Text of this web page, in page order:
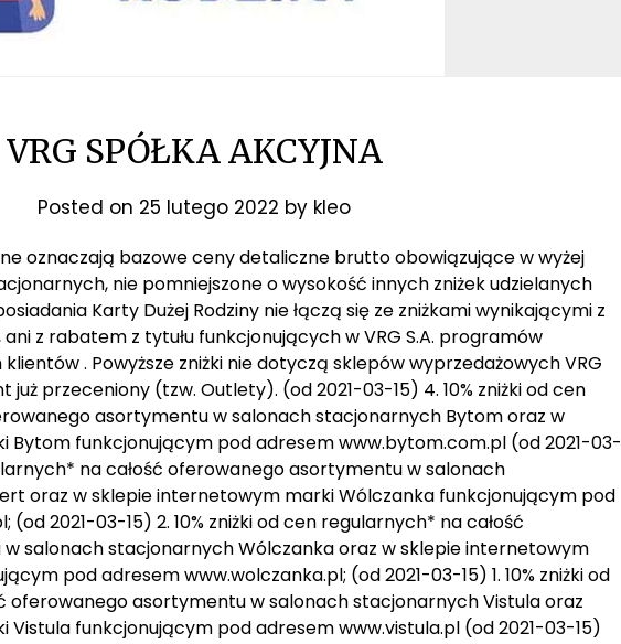
VRG SPÓŁKA AKCYJNA
Posted on 25 lutego 2022 by kleo
oznaczają bazowe ceny detaliczne brutto obowiązujące w wyżej
nie pomniejszone o wysokość innych zniżek udzielanych
Karty Dużej Rodziny nie łączą się ze zniżkami wynikającymi z
z rabatem z tytułu funkcjonujących w VRG S.A. programów
. Powyższe zniżki nie dotyczą sklepów wyprzedażowych VRG
przeceniony (tzw. Outlety). (od 2021-03-15) 4. 10% zniżki od cen
asortymentu w salonach stacjonarnych Bytom oraz w
Bytom funkcjonującym pod adresem www.bytom.com.pl (od 2021-03-
na całość oferowanego asortymentu w salonach
oraz w sklepie internetowym marki Wólczanka funkcjonującym pod
2021-03-15) 2. 10% zniżki od cen regularnych* na całość
salonach stacjonarnych Wólczanka oraz w sklepie internetowym
pod adresem www.wolczanka.pl; (od 2021-03-15) 1. 10% zniżki od
oferowanego asortymentu w salonach stacjonarnych Vistula oraz
funkcjonującym pod adresem www.vistula.pl (od 2021-03-15)